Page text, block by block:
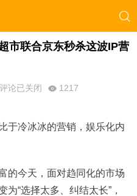
市联合京东秒杀这波IP营
评论已关闭 1217
于冷冰冰的营销，娱乐化内
的今天，面对趋同化的市场
“选择太多、纠结太长”，